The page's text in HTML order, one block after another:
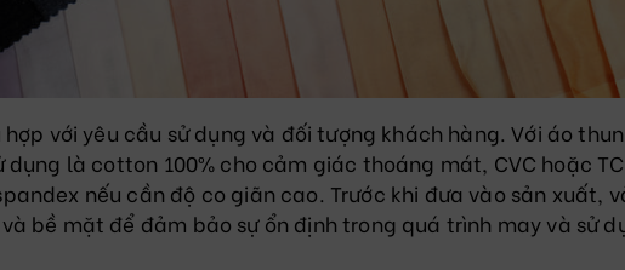
với yêu cầu sử dụng và đối tượng khách hàng. Với áo
là cotton 100% cho cảm giác thoáng mát, CVC hoặc
nếu cần độ co giãn cao. Trước khi đưa vào sản xuất,
bề mặt để đảm bảo sự ổn định trong quá trình may và sử